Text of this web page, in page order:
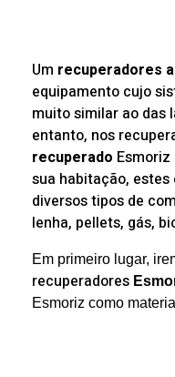
Um recuperadores
equipamento cujo
muito similar ao das
entanto, nos
recuperado
sua habitação,
diversos tipos de
lenha, pellets, gás,
Em primeiro lugar,
recuperadores
Esmoriz como